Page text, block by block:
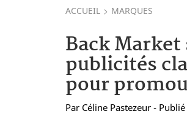
ACCUEIL MARQUES
Back Market
publicités
pour
Par Céline Pastezeur - Publié